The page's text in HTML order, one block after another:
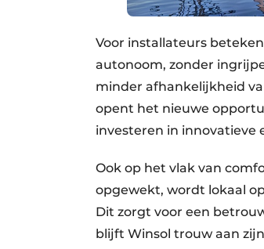
Voor installateurs
autonoom, zonder
minder afhankelijkheid
opent het nieuwe
investeren in innovatieve
Ook op het vlak van
opgewekt, wordt lokaal
Dit zorgt voor een
blijft Winsol trouw aan